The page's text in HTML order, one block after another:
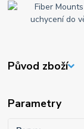
Původ zboží
Parametry